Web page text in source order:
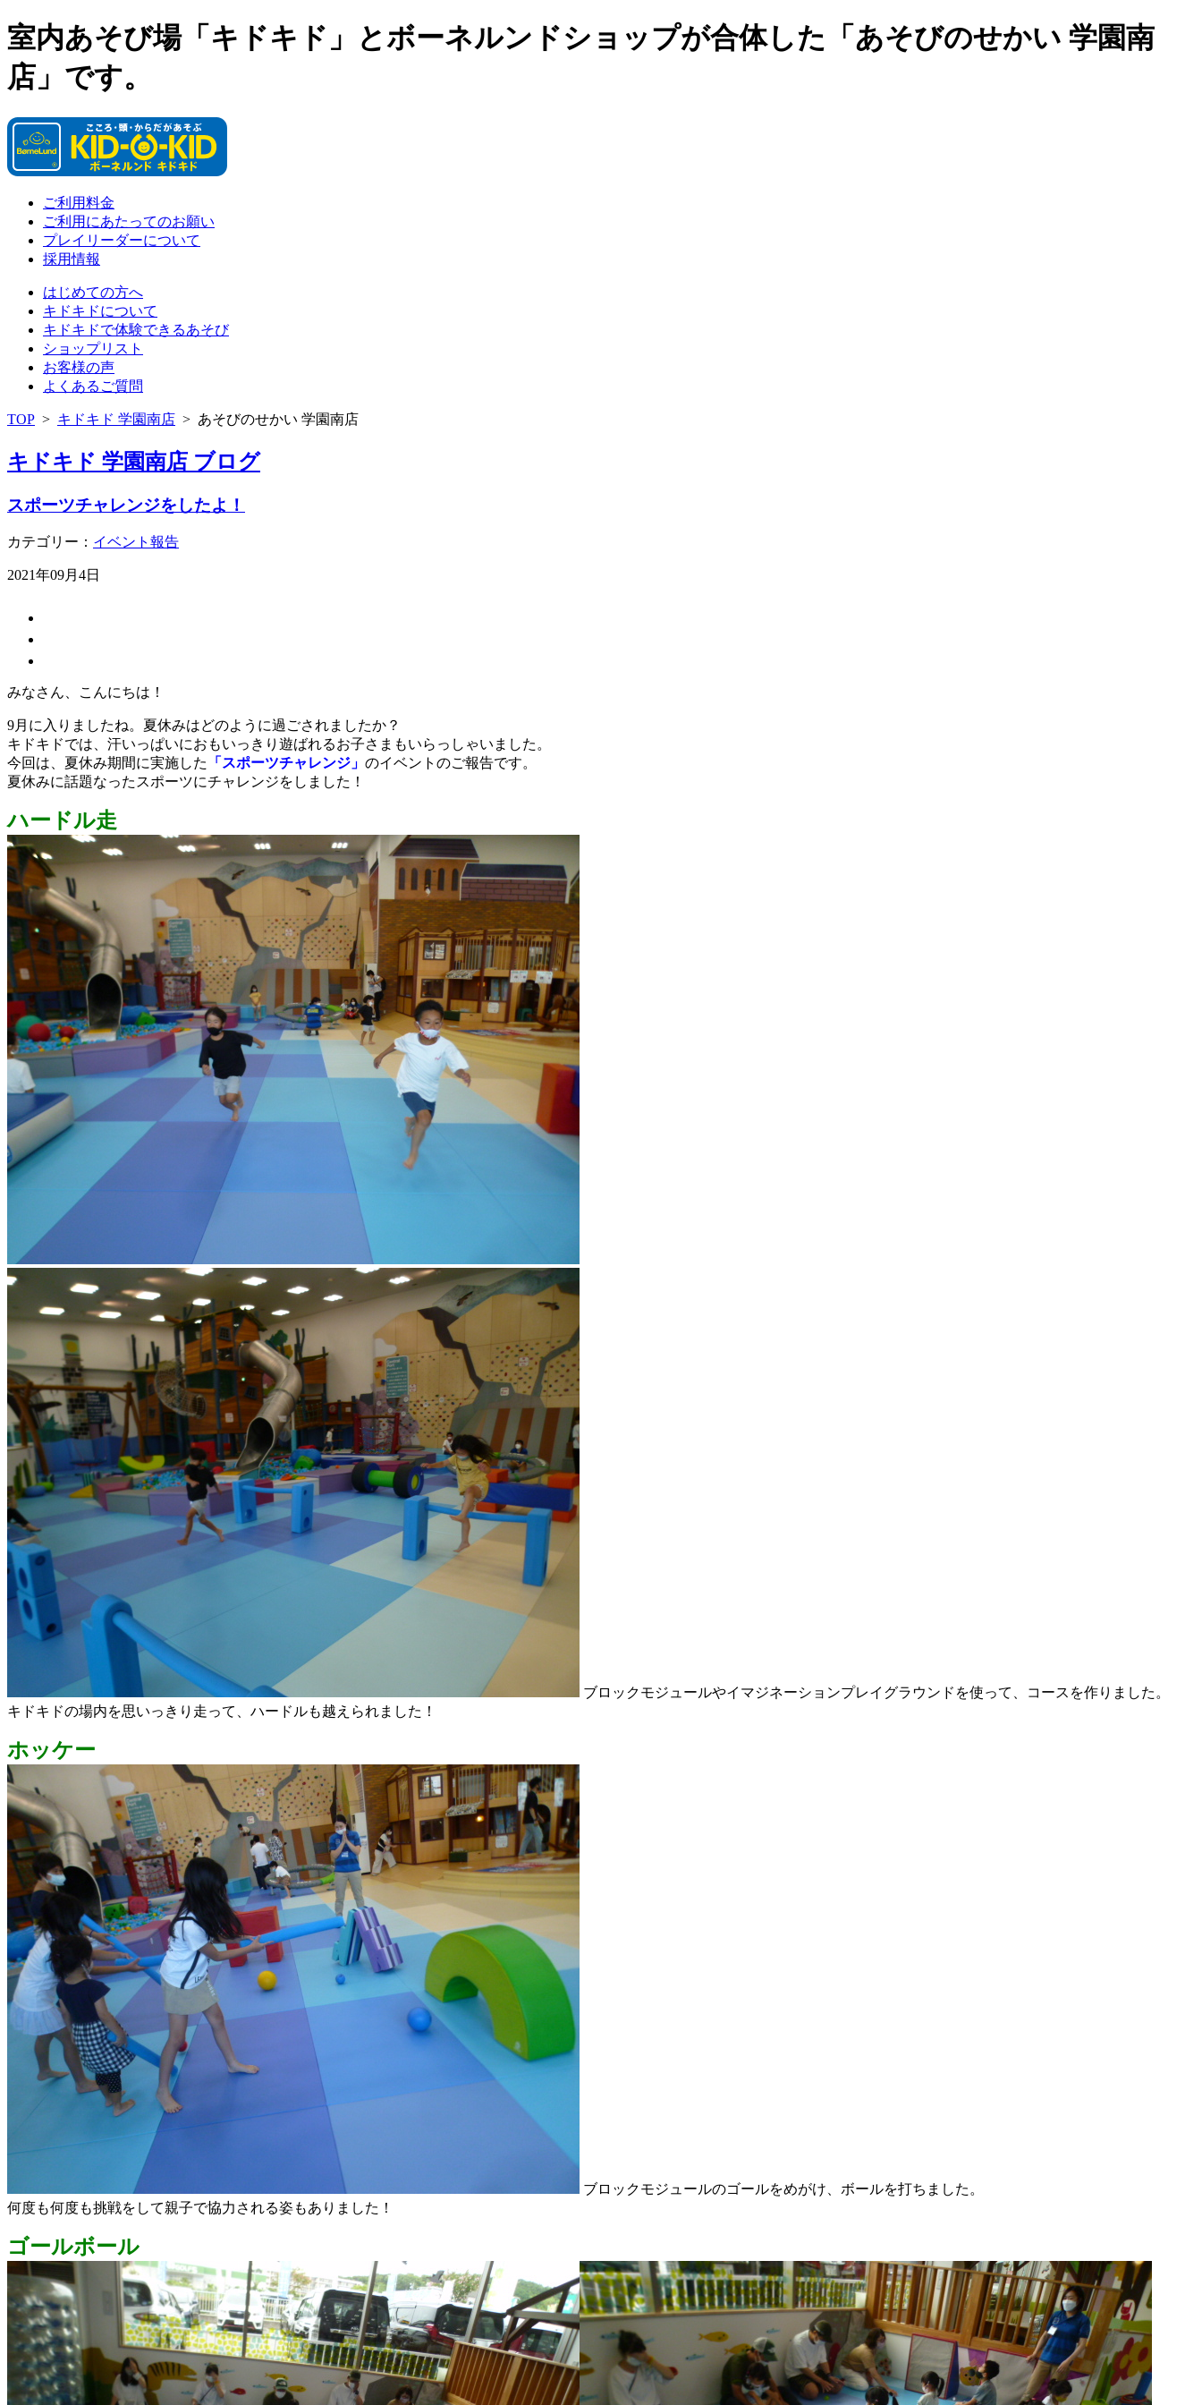
室内あそび場「キドキド」とボーネルンドショップが合体した「あそびのせかい 学園南
店」です。
ご利用料金
ご利用にあたってのお願い
プレイリーダーについて
採用情報
はじめての方へ
キドキドについて
キドキドで体験できるあそび
ショップリスト
お客様の声
よくあるご質問
TOP > キドキド 学園南店 > あそびのせかい 学園南店
キドキド 学園南店 ブログ
スポーツチャレンジをしたよ！
カテゴリー： イベント報告
2021年09月4日
みなさん、こんにちは！
9月に入りましたね。夏休みはどのように過ごされましたか？
キドキドでは、汗いっぱいにおもいっきり遊ばれるお子さまもいらっしゃいました。
今回は、夏休み期間に実施した
「スポーツチャレンジ」 のイベントのご報告です。
夏休みに話題なったスポーツにチャレンジをしました！
ハードル走
ブロックモジュールやイマジネーションプレイグラウンドを使って、コースを作りました。
キドキドの場内を思いっきり走って、ハードルも越えられました！
ホッケー
ブロックモジュールのゴールをめがけ、ボールを打ちました。
何度も何度も挑戦をして親子で協力される姿もありました！
ゴールボール